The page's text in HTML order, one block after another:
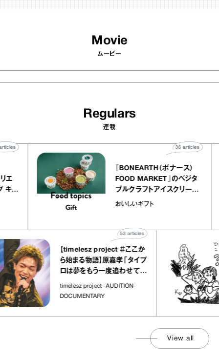
Movie
ムービー
Regulars
連載
アトリエ
ープ キャ
40articles
『BONEARTH（ボナース）
FOOD MARKET』のベジタ
ブルクラフトアイスクリーム
｜真野知子の「おいしいギフ
おいしいギフト
36articles
【timelesz project ＃ここか
ら始まる物語】原嘉孝「タイプ
ロは夢をもう一度追わせてく
れた場所」
timelesz project -AUDITION-
DOCUMENTARY
articles
View all